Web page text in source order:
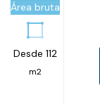
Área bruta
Desde 112
m2